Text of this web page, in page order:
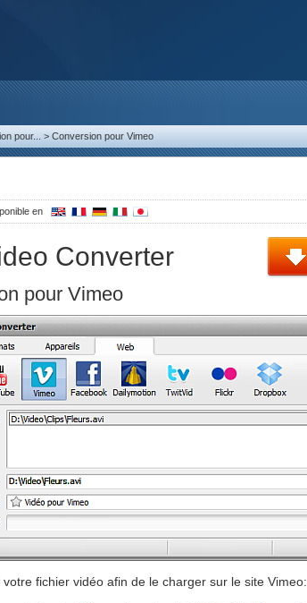
pour... > Conversion pour Vimeo
en
Converter
pour Vimeo
votre fichier vidéo afin de le charger sur le site Vimeo: